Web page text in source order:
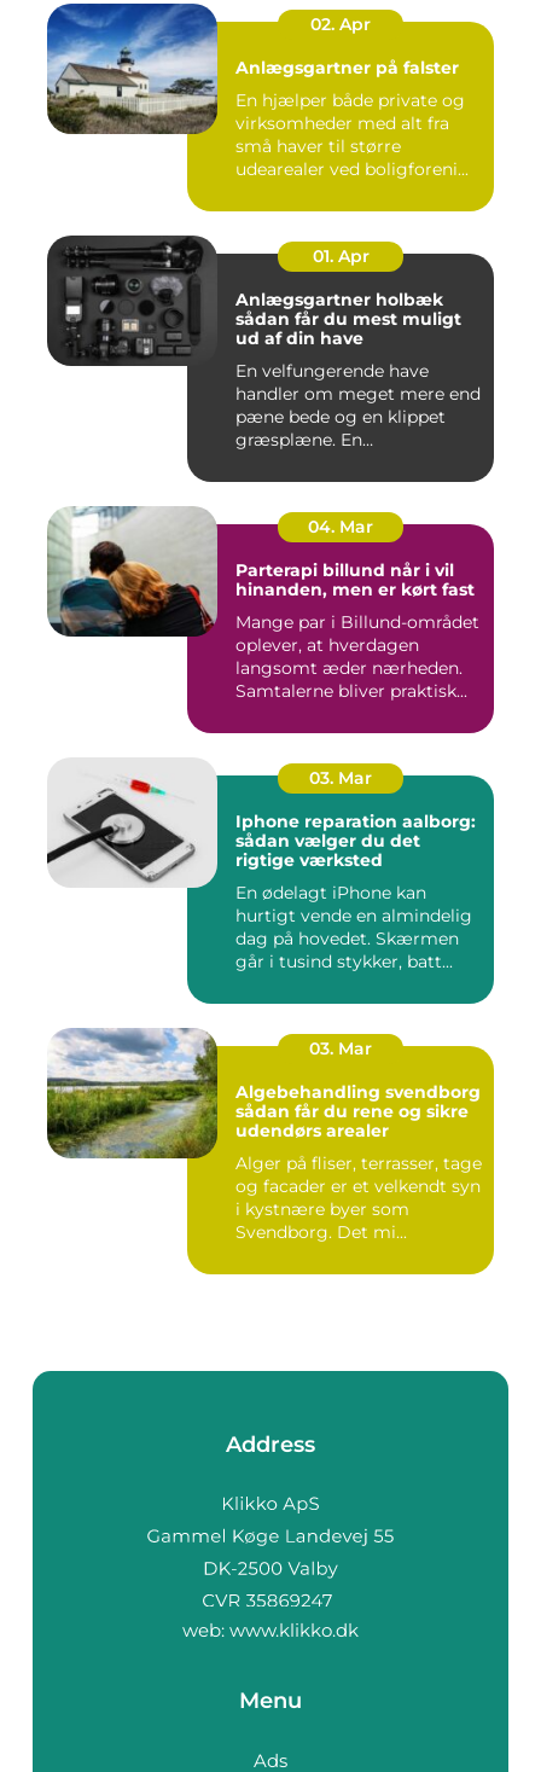
02. Apr
Anlægsgartner på falster
En hjælper både private og
virksomheder med alt fra
små haver til større
udearealer ved boligforeni...
01. Apr
Anlægsgartner holbæk
sådan får du mest muligt
ud af din have
En velfungerende have
handler om meget mere end
pæne bede og en klippet
græsplæne. En
04. Mar
Parterapi billund når i vil
hinanden, men er kørt fast
Mange par i Billund-området
oplever, at hverdagen
langsomt æder nærheden.
Samtalerne bliver praktisk...
03. Mar
Iphone reparation aalborg:
sådan vælger du det
rigtige værksted
En ødelagt iPhone kan
hurtigt vende en almindelig
dag på hovedet. Skærmen
går i tusind stykker, batt...
03. Mar
Algebehandling svendborg
sådan får du rene og sikre
udendørs arealer
Alger på fliser, terrasser, tage
og facader er et velkendt syn
i kystnære byer som
Svendborg. Det mi...
Address
web: www.klikko.dk
Menu
Ads